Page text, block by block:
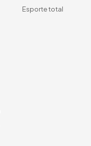
Esporte total